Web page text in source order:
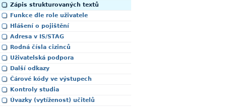
Zápis strukturovaných textů
Funkce dle role uživatele
Hlášení o pojištění
Adresa v IS/STAG
Rodná čísla cizinců
Uživatelská podpora
Další odkazy
Čárové kódy ve výstupech
Kontroly studia
Úvazky (vytíženost) učitelů